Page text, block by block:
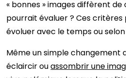
« bonnes » images diffèrent
pourrait évaluer ? Ces
évoluer avec le temps ou
Même un simple changement
éclaircir ouassombrir une